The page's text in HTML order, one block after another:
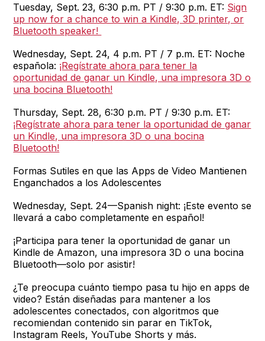
Tuesday, Sept. 23, 6:30 p.m. PT / 9:30 p.m. ET: Sign
up now for a chance to win a Kindle, 3D printer, or
Bluetooth speaker!
Wednesday, Sept. 24, 4 p.m. PT / 7 p.m. ET: Noche
española: ¡Regístrate ahora para tener la
oportunidad de ganar un Kindle, una impresora 3D o
una bocina Bluetooth!
Thursday, Sept. 28, 6:30 p.m. PT / 9:30 p.m. ET:
¡Regístrate ahora para tener la oportunidad de ganar
un Kindle, una impresora 3D o una bocina
Bluetooth!
Formas Sutiles en que las Apps de Video Mantienen
Enganchados a los Adolescentes
Wednesday, Sept. 24—Spanish night: ¡Este evento se
llevará a cabo completamente en español!
¡Participa para tener la oportunidad de ganar un
Kindle de Amazon, una impresora 3D o una bocina
Bluetooth—solo por asistir!
¿Te preocupa cuánto tiempo pasa tu hijo en apps de
video? Están diseñadas para mantener a los
adolescentes conectados, con algoritmos que
recomiendan contenido sin parar en TikTok,
Instagram Reels, YouTube Shorts y más.